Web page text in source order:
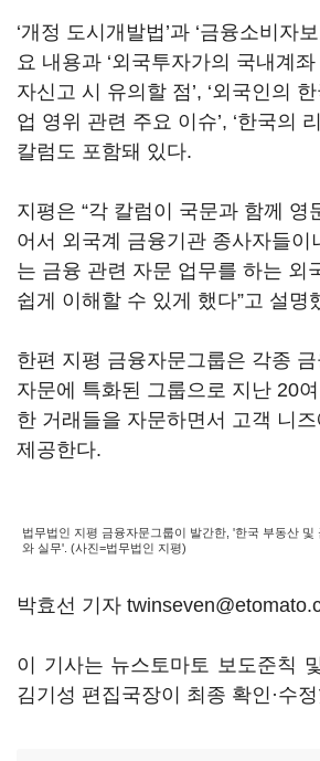
‘개정 도시개발법’과 ‘금융소비자
요 내용과 ‘외국투자가의 국내계
자신고 시 유의할 점’, ‘외국인의
업 영위 관련 주요 이슈’, ‘한국의
칼럼도 포함돼 있다.
지평은 “각 칼럼이 국문과 함께 영
어서 외국계 금융기관 종사자들이
는 금융 관련 자문 업무를 하는 외
쉽게 이해할 수 있게 했다”고 설명
한편 지평 금융자문그룹은 각종
자문에 특화된 그룹으로 지난 20
한 거래들을 자문하면서 고객 니
제공한다.
법무법인 지평 금융자문그룹이 발간한, '한국 부동산
와 실무'. (사진=법무법인 지평)
박효선 기자
이 기사는 뉴스토마토 보도준칙
김기성 편집국장이 최종 확인·수